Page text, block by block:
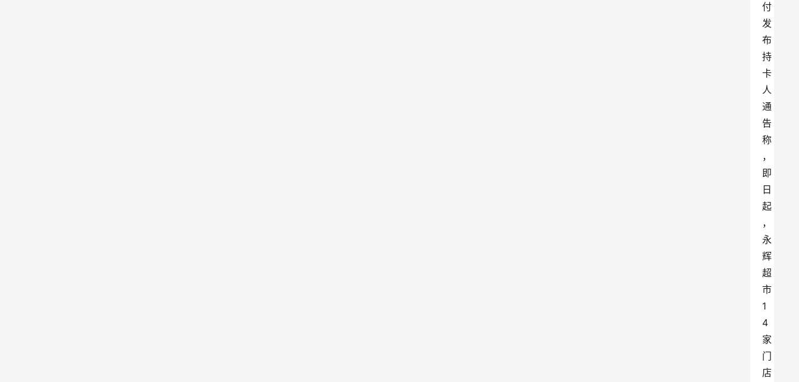
付
发
布
持
卡
人
通
告
称
，
即
日
起
，
永
辉
超
市
1
4
家
门
店